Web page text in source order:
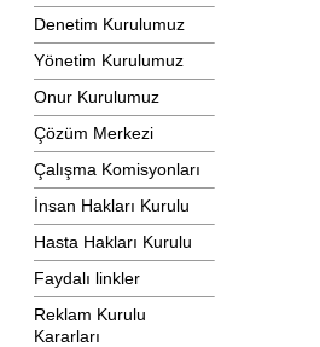
Denetim Kurulumuz
Yönetim Kurulumuz
Onur Kurulumuz
Çözüm Merkezi
Çalışma Komisyonları
İnsan Hakları Kurulu
Hasta Hakları Kurulu
Faydalı linkler
Reklam Kurulu
Kararları